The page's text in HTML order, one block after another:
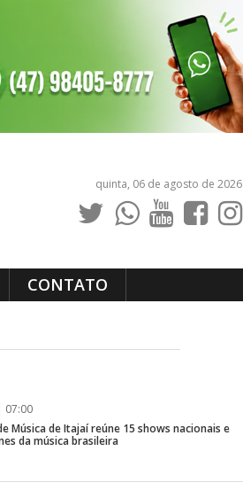
quinta, 06 de agosto de 2026
CONTATO
07:00
Música de Itajaí reúne 15 shows nacionais e
da música brasileira